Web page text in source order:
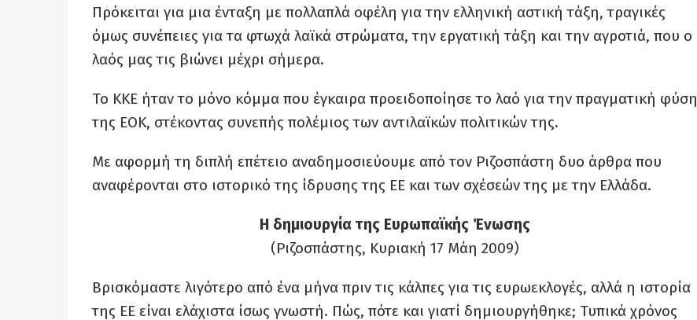
Πρόκειται για μια ένταξη με πολλαπλά οφέλη για την ελληνική αστική τάξη, τραγικές
όμως συνέπειες για τα φτωχά λαϊκά στρώματα, την εργατική τάξη και την αγροτιά, που ο
λαός μας τις βιώνει μέχρι σήμερα.
Το ΚΚΕ ήταν το μόνο κόμμα που έγκαιρα προειδοποίησε το λαό για την πραγματική φύση
της ΕΟΚ, στέκοντας συνεπής πολέμιος των αντιλαϊκών πολιτικών της.
Με αφορμή τη διπλή επέτειο αναδημοσιεύουμε από τον Ριζοσπάστη δυο άρθρα που
αναφέρονται στο ιστορικό της ίδρυσης της ΕΕ και των σχέσεών της με την Ελλάδα.
Η δημιουργία της Ευρωπαϊκής Ένωσης
(Ριζοσπάστης, Κυριακή 17 Μάη 2009)
Βρισκόμαστε λιγότερο από ένα μήνα πριν τις κάλπες για τις ευρωεκλογές, αλλά η ιστορία
της ΕΕ είναι ελάχιστα ίσως γνωστή. Πώς, πότε και γιατί δημιουργήθηκε; Τυπικά χρόνος